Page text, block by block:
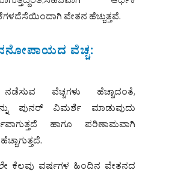
ವೇತನ ಹೆಚ್ಚುತ್ತವೆ.
ವೆಚ್ಚ:
ವೆಚ್ಚಗಳು ಹೆಚ್ಚಾದಂತೆ,
ಪುನರ್‌ ವಿಮರ್ಶೆ ಮಾಡುವುದು
ಹಾಗೂ ಪರಿಣಾಮವಾಗಿ
ಕೆಲವು ವರ್ಷಗಳ ಹಿಂದಿನ ವೇತನದ